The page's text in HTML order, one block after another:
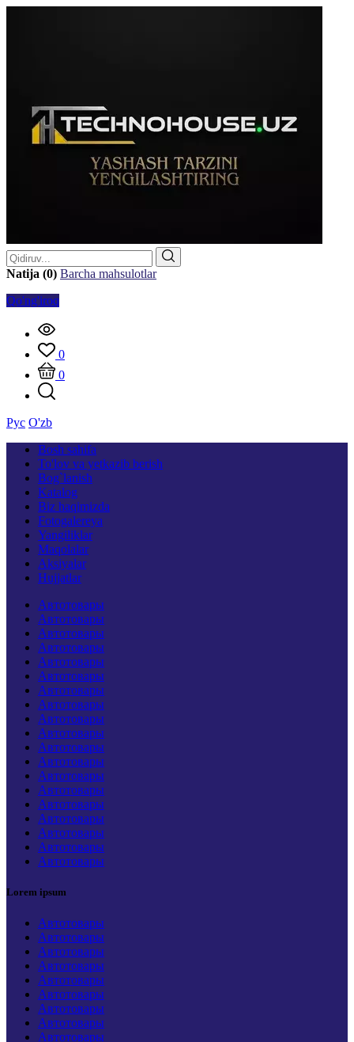
Natija (0) Barcha mahsulotlar
Qo'ng'iroq
0
0
Рус O'zb
Bosh sahifa
To'lov va yetkazib berish
Bog`lanish
Katalog
Biz haqimizda
Fotogalereya
Yangiliklar
Maqolalar
Aksiyalar
Hujjatlar
Автотовары
Автотовары
Автотовары
Автотовары
Автотовары
Автотовары
Автотовары
Автотовары
Автотовары
Автотовары
Автотовары
Автотовары
Автотовары
Автотовары
Автотовары
Автотовары
Автотовары
Автотовары
Автотовары
Lorem ipsum
Автотовары
Автотовары
Автотовары
Автотовары
Автотовары
Автотовары
Автотовары
Автотовары
Автотовары